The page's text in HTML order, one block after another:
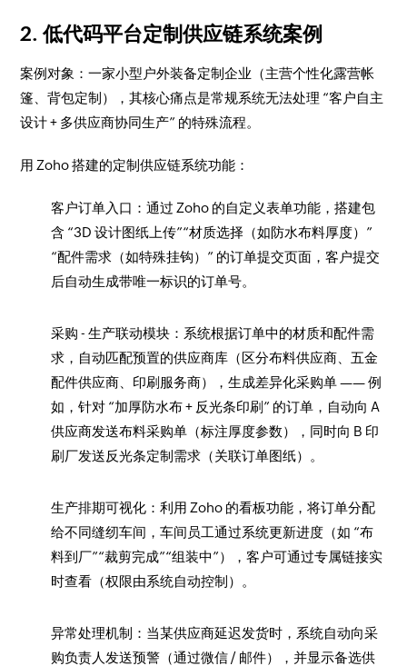
2. 低代码平台定制供应链系统案例
案例对象：一家小型户外装备定制企业（主营个性化露营帐
篷、背包定制），其核心痛点是常规系统无法处理 “客户自主
设计 + 多供应商协同生产” 的特殊流程。
用 Zoho 搭建的定制供应链系统功能：
客户订单入口：通过 Zoho 的自定义表单功能，搭建包
含 “3D 设计图纸上传”“材质选择（如防水布料厚度）”
“配件需求（如特殊挂钩）” 的订单提交页面，客户提交
后自动生成带唯一标识的订单号。
采购 - 生产联动模块：系统根据订单中的材质和配件需
求，自动匹配预置的供应商库（区分布料供应商、五金
配件供应商、印刷服务商），生成差异化采购单 —— 例
如，针对 “加厚防水布 + 反光条印刷” 的订单，自动向 A
供应商发送布料采购单（标注厚度参数），同时向 B 印
刷厂发送反光条定制需求（关联订单图纸）。
生产排期可视化：利用 Zoho 的看板功能，将订单分配
给不同缝纫车间，车间员工通过系统更新进度（如 “布
料到厂”“裁剪完成”“组装中”），客户可通过专属链接实
时查看（权限由系统自动控制）。
异常处理机制：当某供应商延迟发货时，系统自动向采
购负责人发送预警（通过微信 / 邮件），并显示备选供